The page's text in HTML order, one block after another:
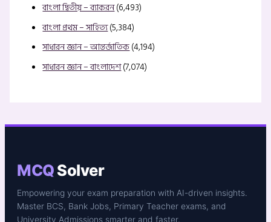
বাংলা দ্বিতীয় – ব্যাকরন(6,493)
বাংলা প্রথম – সাহিত্য(5,384)
সাধারন জ্ঞান – আন্তর্জাতিক(4,194)
সাধারন জ্ঞান – বাংলাদেশ(7,074)
MCQSolver
Empowering your exam preparation with AI-driven insights.
Master BCS, Bank Jobs, Primary Teacher exams, and
University Admissions smarter and faster.